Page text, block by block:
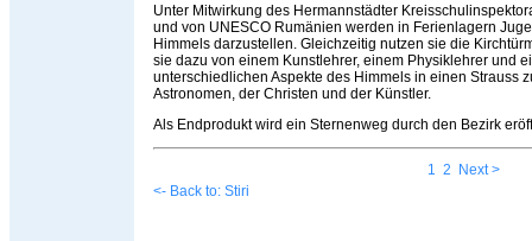
Unter Mitwirkung des Hermannstädter
und von UNESCO Rumänien werden in Ferienlagern
Himmels darzustellen. Gleichzeitig nutzen sie die
sie dazu von einem Kunstlehrer, einem Physiklehrer und
unterschiedlichen Aspekte des Himmels in einen Strauss
Astronomen, der Christen und der Künstler.
Als Endprodukt wird ein Sternenweg durch den Bezirk
1 2
Next >
<- Back to: Stiri